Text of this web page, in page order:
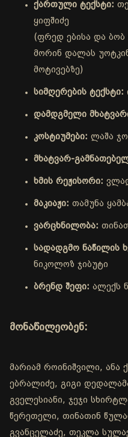
ქართული ტექსტი:
ყიფშიძე
(ფრედ ებისა და ბობ
მორინ დალას
მოტივებზე)
სიმღერების ტექსტი:
დამდგმელი
კოსტიუმები: ლაშა
მხატვარ-
ხმის რეჟისორი:
მაკიაჟი: თამუნა
ვარცხნილობა:
სადადგმო ნაწილის
ნიკოლოზ ჯიბუტი
ბრენდ შეფი: ალექს
მონაწილეობენ:
მარიამ როინიშვილი, ანა
ებრალიძე, გიგი
გველესიანი, ჯეჯი
წერეთელი, თინათინ
გვანცელაძე, თეკლა